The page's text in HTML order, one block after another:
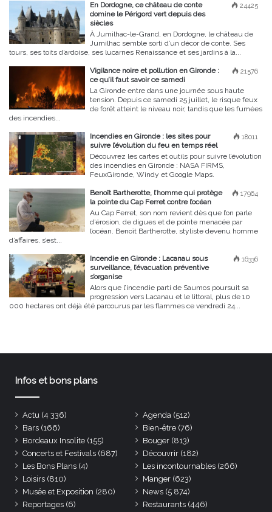
24425
En Dordogne, ce château de conte
domine le Périgord vert depuis des
siècles
À Jumilhac-le-Grand, en Dordogne, le château de
Jumilhac semble sorti d’un décor de conte. Ses
tours, ses toits d’ardoise, ses lucarnes Renaissance et ses jardins à la...
21576
Vigilance noire et pollution en Gironde :
ce qu’il faut savoir ce samedi
La Gironde entre dans une journée sous haute
tension. Depuis ce samedi 25 juillet, le risque feux
de forêt atteint le niveau noir, tandis que les fumées
des incendies...
18011
Incendies en Gironde : les sites pour
suivre l’évolution du feu en temps réel
Découvrez les cartes et outils pour suivre l’évolution
des incendies en Gironde : NASA FIRMS,
FeuxGironde, Windy et Google Maps.
17964
Benoît Bartherotte, l’homme qui protège
la pointe du Cap Ferret contre l’océan
Au Cap Ferret, son nom revient dès que l’on parle
d’érosion, de digues et de pointe menacée par
l’océan. Benoît Bartherotte, styliste devenu homme
d’affaires, s’est...
16336
Incendie en Gironde : Lacanau sous
surveillance, l’évacuation préventive
s’organise
Alors que l’incendie parti de Saumos poursuit sa
progression vers Lacanau et le littoral, plus de 10
000 hectares ont déjà été parcourus par les flammes ce vendredi 24...
Infos et bons plans
Actu (4 336) Agenda (512)
Bars (166) Bien-être (76)
Bordeaux Insolite (155) Bouger (813)
Concerts et Festivals (687) Découvrir (182)
Les Bons Plans (4) Les incontournables (266)
Loisirs (810) Manger (623)
Musée et Exposition (280) News (5 874)
Reportages (6) Restaurants (446)